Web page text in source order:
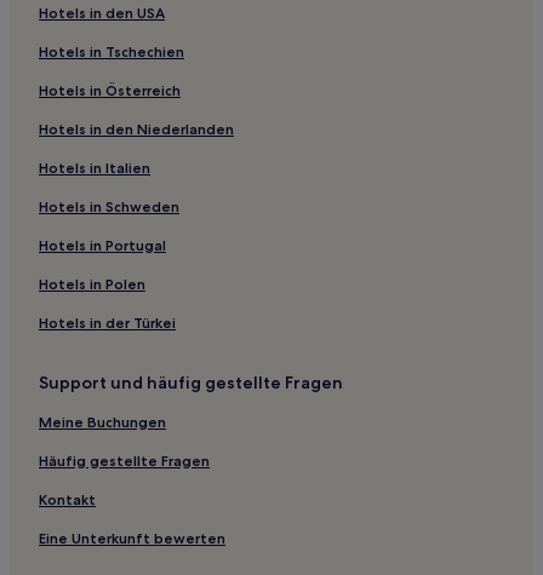
Lgbtqia-Freundliche in Knysna
Familien in Knysna
Golf in Knysna
Günstige in Knysna
Business in Mossel Bay
Familien in Mossel Bay
Haustierfreundliche in Mossel Bay
Hotels mit inbegriffenem Frühstück in Mossel Bay
Günstige in George
Golf in Pinnacle Point
Hotels mit Parkplatz in De Rust
Hotels mit Pool in De Rust
Hotels mit Parkplatz in Garden Route
Hotels mit Pool in Garden Route
Hotels in den USA
Hotels in Tschechien
Hotels in Österreich
Hotels in den Niederlanden
Hotels in Italien
Hotels in Schweden
Hotels in Portugal
Hotels in Polen
Hotels in der Türkei
Support und häufig gestellte Fragen
Meine Buchungen
Häufig gestellte Fragen
Kontakt
Eine Unterkunft bewerten